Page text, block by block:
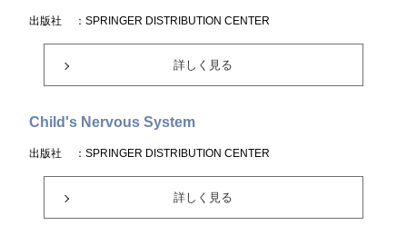
出版社 ：SPRINGER DISTRIBUTION CENTER
詳しく見る
Child's Nervous System
出版社 ：SPRINGER DISTRIBUTION CENTER
詳しく見る